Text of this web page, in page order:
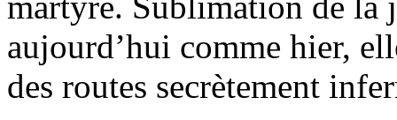
aujourd’hui comme hier,
des routes secrètement